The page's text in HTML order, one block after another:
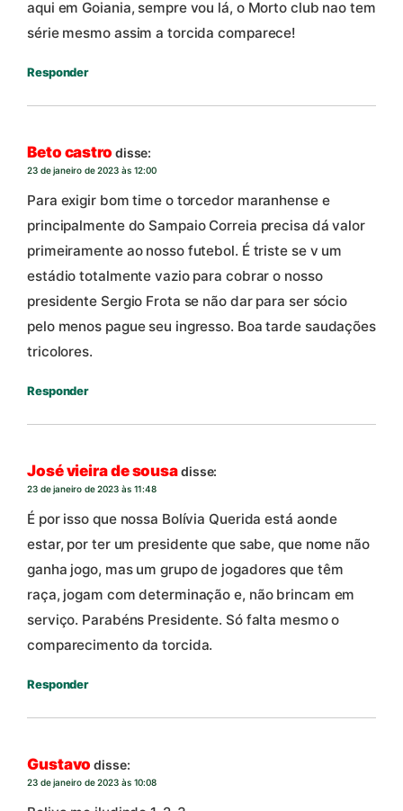
aqui em Goiania, sempre vou lá, o Morto club nao tem
série mesmo assim a torcida comparece!
Responder
Beto castro disse:
23 de janeiro de 2023 às 12:00
Para exigir bom time o torcedor maranhense e
principalmente do Sampaio Correia precisa dá valor
primeiramente ao nosso futebol. É triste se v um
estádio totalmente vazio para cobrar o nosso
presidente Sergio Frota se não dar para ser sócio
pelo menos pague seu ingresso. Boa tarde saudações
tricolores.
Responder
José vieira de sousadisse:
23 de janeiro de 2023 às 11:48
É por isso que nossa Bolívia Querida está aonde
estar, por ter um presidente que sabe, que nome não
ganha jogo, mas um grupo de jogadores que têm
raça, jogam com determinação e, não brincam em
serviço. Parabéns Presidente. Só falta mesmo o
comparecimento da torcida.
Responder
Gustavo disse:
23 de janeiro de 2023 às 10:08